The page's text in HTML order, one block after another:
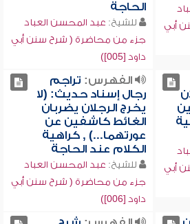
أبي
الحاجة
للشيخ: عبد المحسن العباد
جزء من محاضرة ( شرح سنن أبي
داود [005])
أبي
الفهرس: تراجم
رجال إسناد حديث: (لا
يخرج الرجلان يضربان
الغائط كاشفين عن
عورتهما...) , كراهية
الكلام عند الحاجة
للشيخ: عبد المحسن العباد
جزء من محاضرة ( شرح سنن أبي
داود [006])